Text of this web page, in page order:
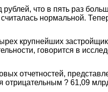
рублей, что в пять раз
нормальной.
крупнейших
говорится в
отчетностей,
отрицательным ? 61,09